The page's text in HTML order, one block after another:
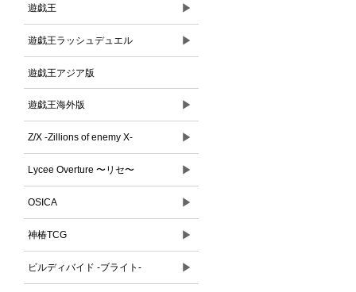
遊戯王 ▶
遊戯王ラッシュデュエル ▶
遊戯王アジア版
遊戯王海外版 ▶
Z/X -Zillions of enemy X- ▶
Lycee Overture 〜リセ〜 ▶
OSICA ▶
神椿TCG ▶
ビルディバイド -ブライト- ▶